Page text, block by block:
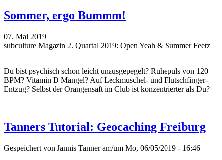
Sommer, ergo Bummm!
07. Mai 2019
subculture Magazin 2. Quartal 2019: Open Yeah & Summer Feetz
Du bist psychisch schon leicht unausgepegelt? Ruhepuls von 120
BPM? Vitamin D Mangel? Auf Leckmuschel- und Flutschfinger-
Entzug? Selbst der Orangensaft im Club ist konzentrierter als Du?
Tanners Tutorial: Geocaching Freiburg
Gespeichert von Jannis Tanneram/um Mo, 06/05/2019 - 16:46